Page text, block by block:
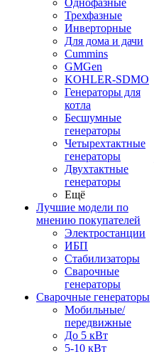
Однофазные
Трехфазные
Инверторные
Для дома и дачи
Cummins
GMGen
KOHLER-SDMO
Генераторы для
котла
Бесшумные
генераторы
Четырехтактные
генераторы
Двухтактные
генераторы
Ещё
Лучшие модели по
мнению покупателей
Электростанции
ИБП
Стабилизаторы
Сварочные
генераторы
Сварочные генераторы
Мобильные/
передвижные
До 5 кВт
5-10 кВт